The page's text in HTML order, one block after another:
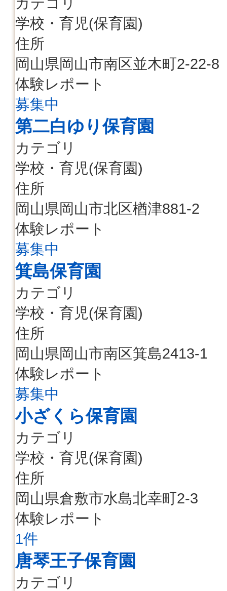
学校・育児(保育園)
住所
岡山県岡山市南区並木町2-22-8
体験レポート
募集中
第二白ゆり保育園
カテゴリ
学校・育児(保育園)
住所
岡山県岡山市北区楢津881-2
体験レポート
募集中
箕島保育園
カテゴリ
学校・育児(保育園)
住所
岡山県岡山市南区箕島2413-1
体験レポート
募集中
小ざくら保育園
カテゴリ
学校・育児(保育園)
住所
岡山県倉敷市水島北幸町2-3
体験レポート
1件
唐琴王子保育園
カテゴリ